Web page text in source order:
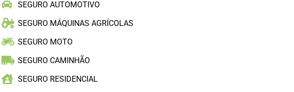
SEGURO AUTOMOTIVO
SEGURO MÁQUINAS AGRÍCOLAS
SEGURO MOTO
SEGURO CAMINHÃO
SEGURO RESIDENCIAL